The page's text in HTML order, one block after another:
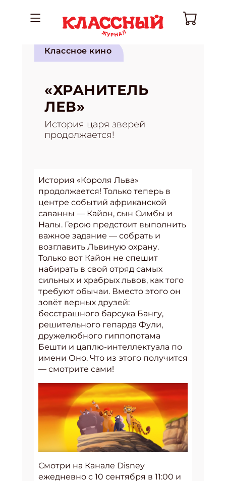
Классное кино
«ХРАНИТЕЛЬ
ЛЕВ»
История царя зверей
продолжается!
История «Короля Льва»
продолжается! Только теперь в
центре событий африканской
саванны — Кайон, сын Симбы и
Налы. Герою предстоит выполнить
важное задание — собрать и
возглавить Львиную охрану.
Только вот Кайон не спешит
набирать в свой отряд самых
сильных и храбрых львов, как того
требуют обычаи. Вместо этого он
зовёт верных друзей:
бесстрашного барсука Бангу,
решительного гепарда Фули,
дружелюбного гиппопотама
Бешти и цаплю-интеллектуала по
имени Оно. Что из этого получится
— смотрите сами!
Смотри на Канале Disney
ежедневно с 10 сентября в 11:00 и